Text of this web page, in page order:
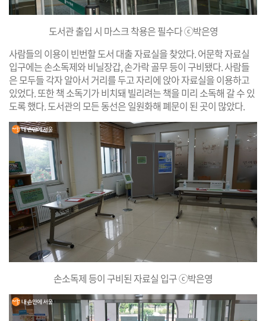
도서관 출입 시 마스크 착용은 필수다 ⓒ박은영
사람들의 이용이 빈번할 도서 대출 자료실을 찾았다. 어문학 자료실
입구에는 손소독제와 비닐장갑, 손가락 골무 등이 구비됐다. 사람들
은 모두들 각자 알아서 거리를 두고 자리에 앉아 자료실을 이용하고
있었다. 또한 책 소독기가 비치돼 빌리려는 책을 미리 소독해 갈 수 있
도록 했다. 도서관의 모든 동선은 일원화해 폐문이 된 곳이 많았다.
손소독제 등이 구비된 자료실 입구 ⓒ박은영